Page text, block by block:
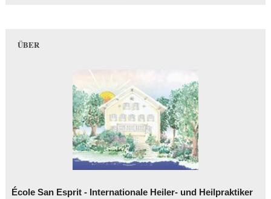
ÜBER
École San Esprit - Internationale Heiler- und Heilpraktiker